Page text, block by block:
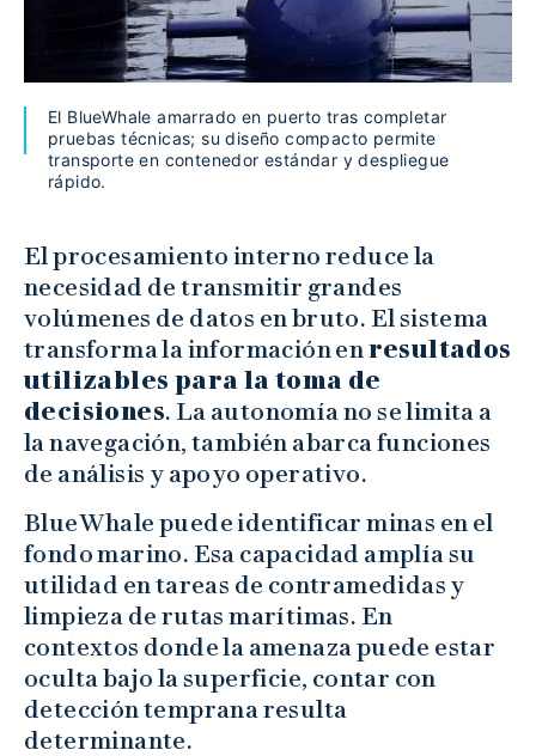
El BlueWhale amarrado en puerto tras completar
pruebas técnicas; su diseño compacto permite
transporte en contenedor estándar y despliegue
rápido.
El procesamiento interno reduce la
necesidad de transmitir grandes
volúmenes de datos en bruto. El sistema
transforma la información enresultados
utilizables para la toma de
decisiones. La autonomía no se limita a
la navegación, también abarca funciones
de análisis y apoyo operativo.
BlueWhale puede identificar minas en el
fondo marino. Esa capacidad amplía su
utilidad en tareas de contramedidas y
limpieza de rutas marítimas. En
contextos donde la amenaza puede estar
oculta bajo la superficie, contar con
detección temprana resulta
determinante.